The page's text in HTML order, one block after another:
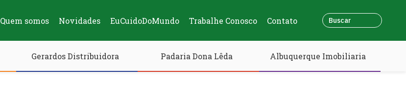
Quem somos Novidades EuCuidoDoMundo Trabalhe Conosco Contato
Gerardos Distribuidora Padaria Dona Lêda Albuquerque Imobiliaria